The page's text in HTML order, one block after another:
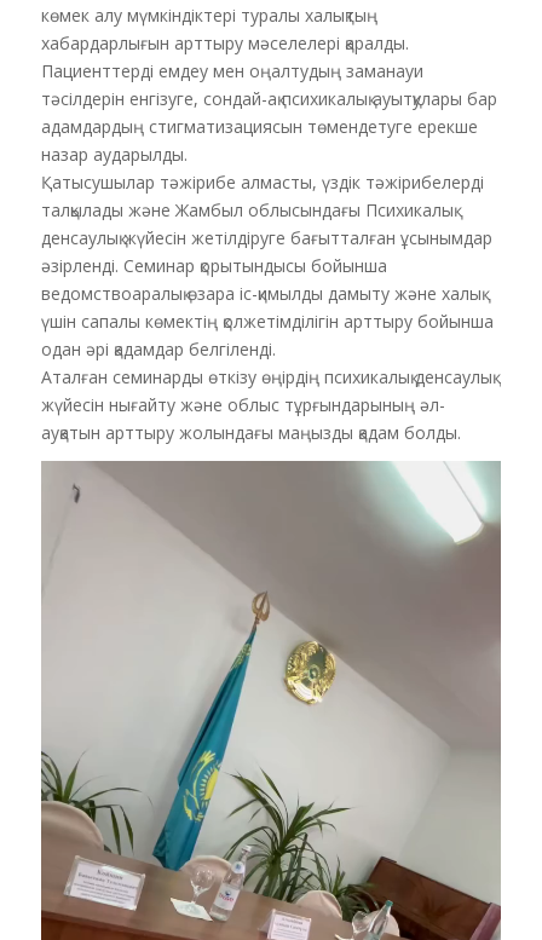
көмек алу мүмкіндіктері туралы халықтың
хабардарлығын арттыру мәселелері қаралды.
Пациенттерді емдеу мен оңалтудың заманауи
тәсілдерін енгізуге, сондай-ақ психикалық ауытқулары бар
адамдардың стигматизациясын төмендетуге ерекше
назар аударылды.
Қатысушылар тәжірибе алмасты, үздік тәжірибелерді
талқылады және Жамбыл облысындағы Психикалық
денсаулық жүйесін жетілдіруге бағытталған ұсынымдар
әзірленді. Семинар қорытындысы бойынша
ведомствоаралық өзара іс-қимылды дамыту және халық
үшін сапалы көмектің қолжетімділігін арттыру бойынша
одан әрі қадамдар белгіленді.
Аталған семинарды өткізу өңірдің психикалық денсаулық
жүйесін нығайту және облыс тұрғындарының әл-
ауқатын арттыру жолындағы маңызды қадам болды.